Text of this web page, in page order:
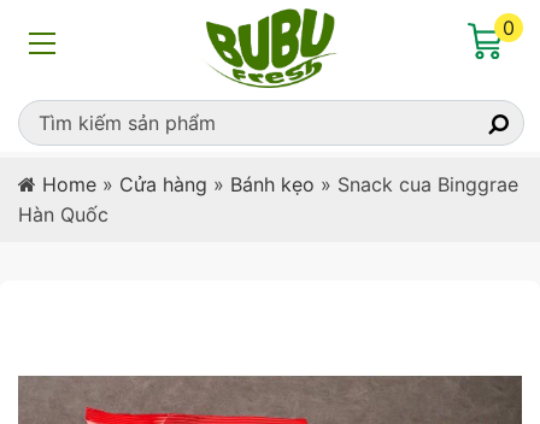
0
Home » Cửa hàng » Bánh kẹo » Snack cua Binggrae
Hàn Quốc